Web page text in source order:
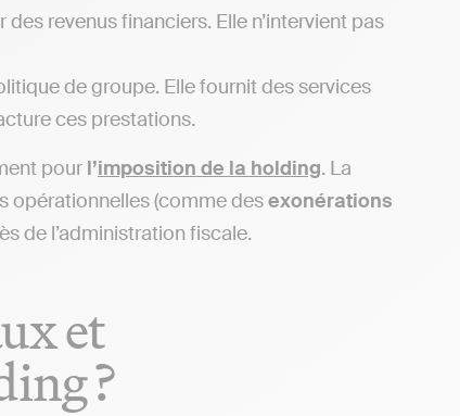
revenus financiers. Elle n’intervient pas
de groupe. Elle fournit des services
ces prestations.
pour l’imposition de la holding. La
opérationnelles (comme desexonérations
de l’administration fiscale.
et
?